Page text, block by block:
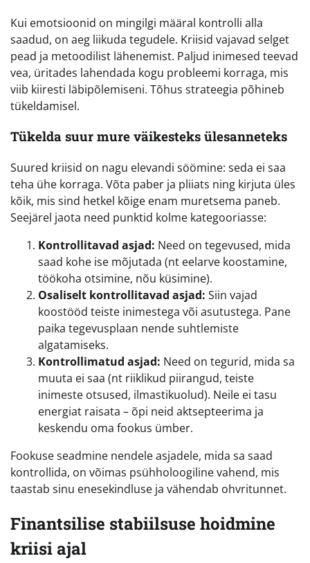
Kui emotsioonid on mingilgi määral kontrolli alla
saadud, on aeg liikuda tegudele. Kriisid vajavad selget
pead ja metoodilist lähenemist. Paljud inimesed teevad
vea, üritades lahendada kogu probleemi korraga, mis
viib kiiresti läbipõlemiseni. Tõhus strateegia põhineb
tükeldamisel.
Tükelda suur mure väikesteks ülesanneteks
Suured kriisid on nagu elevandi söömine: seda ei saa
teha ühe korraga. Võta paber ja pliiats ning kirjuta üles
kõik, mis sind hetkel kõige enam muretsema paneb.
Seejärel jaota need punktid kolme kategooriasse:
Kontrollitavad asjad: Need on tegevused, mida
saad kohe ise mõjutada (nt eelarve koostamine,
töökoha otsimine, nõu küsimine).
Osaliselt kontrollitavad asjad: Siin vajad
koostööd teiste inimestega või asutustega. Pane
paika tegevusplaan nende suhtlemiste
algatamiseks.
Kontrollimatud asjad: Need on tegurid, mida sa
muuta ei saa (nt riiklikud piirangud, teiste
inimeste otsused, ilmastikuolud). Neile ei tasu
energiat raisata – õpi neid aktsepteerima ja
keskendu oma fookus ümber.
Fookuse seadmine nendele asjadele, mida sa saad
kontrollida, on võimas psühholoogiline vahend, mis
taastab sinu enesekindluse ja vähendab ohvritunnet.
Finantsilise stabiilsuse hoidmine
kriisi ajal